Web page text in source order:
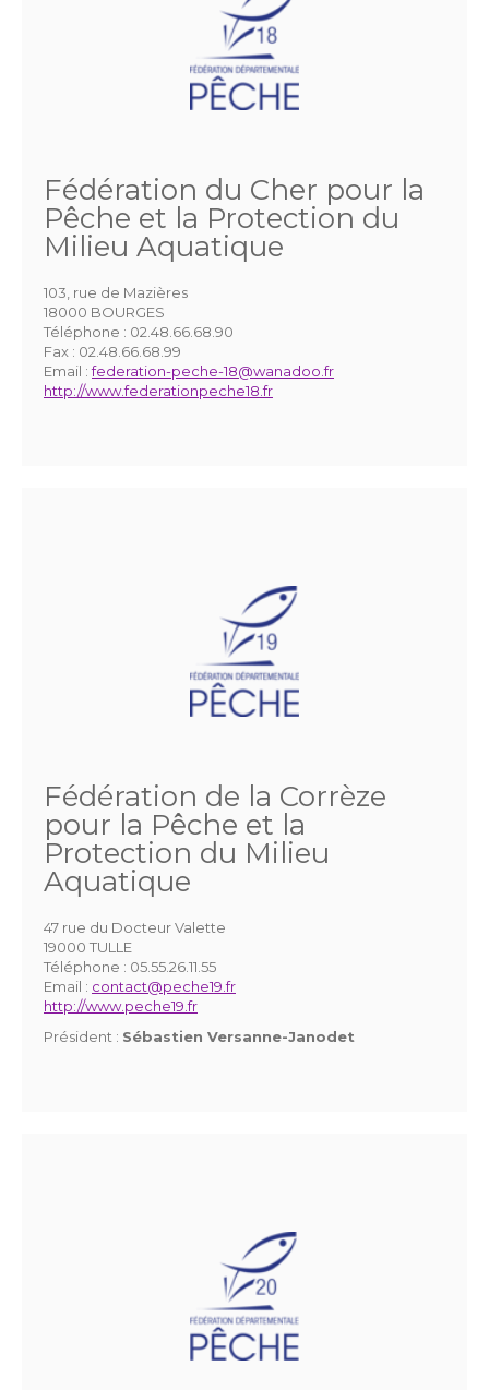
Fédération du Cher pour la
Pêche et la Protection du
Milieu Aquatique
103, rue de Mazières
18000 BOURGES
Téléphone : 02.48.66.68.90
Fax : 02.48.66.68.99
Email :federation-peche-18@wanadoo.fr
http://www.federationpeche18.fr
Fédération de la Corrèze
pour la Pêche et la
Protection du Milieu
Aquatique
47 rue du Docteur Valette
19000 TULLE
Téléphone : 05.55.26.11.55
Email : contact@peche19.fr
http://www.peche19.fr
Président : Sébastien Versanne-Janodet